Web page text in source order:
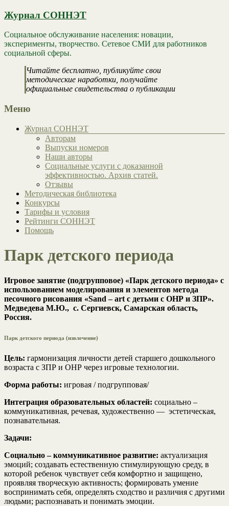
Журнал СОННЭТ
Социальное обслуживание населения: новации,
эксперименты, творчество. Сетевое СМИ для работников
социальной сферы.
Читайте бесплатно, публикуйте свои
методические наработки, получайте
официальные свидетельства о публикации
Меню
Журнал СОННЭТ
Авторам
Выпуски номеров
Наши авторы
Социальные услуги с доказанной
эффективностью. Архив статей.
Отзывы
Методическая библиотека
Конкурсы
Тарифы и условия
Рейтинги СОННЭТ
Помощь
Парк детского периода
Игровое занятие (подгрупповое) «Парк детского периода» с
использованием моделирования и элементов метода
песочного рисования «Sand – art с детьми с ОНР и ЗПР».
Медведева М.Ю., с. Сергиевск, Самарская область,
Россия.
Парк детского периода (извлечение)
Цель: гармонизация личности детей старшего дошкольного
возраста с ЗПР и ОНР через игровые технологии.
Форма работы: игровая / подгрупповая/
Интеграция образовательных областей: социально –
коммуникативная, речевая, художественно — эстетическая,
познавательная.
Задачи:
Социально – коммуникативное развитие: актуализация
эмоций; создавать естественную стимулирующую среду, в
которой ребенок чувствует себя комфортно и защищено,
проявляя творческую активность; формировать умение
воспринимать себя, определять сходство и различия с другими
людьми; распознавать и понимать эмоции.